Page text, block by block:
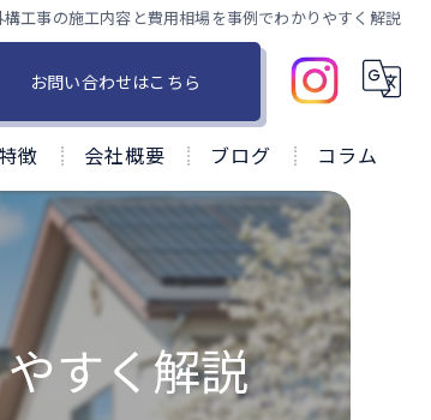
構工事の施工内容と費用相場を事例でわかりやすく解説
お問い合わせはこちら
徴
ム
会社概要 ブログ コラム
すく解説